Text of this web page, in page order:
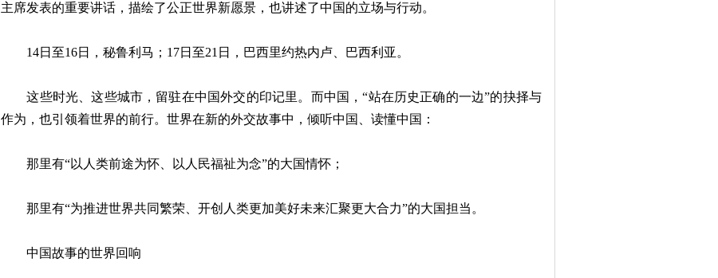
主席发表的重要讲话，描绘了公正世界新愿景，也讲述了中国的立场与行动。
14日至16日，秘鲁利马；17日至21日，巴西里约热内卢、巴西利亚。
这些时光、这些城市，留驻在中国外交的印记里。而中国，“站在历史正确的一边”的抉择与
作为，也引领着世界的前行。世界在新的外交故事中，倾听中国、读懂中国：
那里有“以人类前途为怀、以人民福祉为念”的大国情怀；
那里有“为推进世界共同繁荣、开创人类更加美好未来汇聚更大合力”的大国担当。
中国故事的世界回响